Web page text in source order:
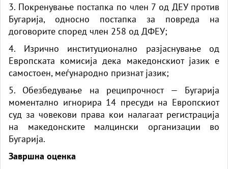
3. Покренување постапка по член 7 од ДЕУ против
Бугарија, односно постапка за повреда на
договорите според член 258 од ДФЕУ;
4. Изрично институционално разјаснување од
Европската комисија дека македонскиот јазик е
самостоен, меѓународно признат јазик;
5. Обезбедување на реципрочност — Бугарија
моментално игнорира 14 пресуди на Европскиот
суд за човекови права кои налагаат регистрација
на македонските малцински организации во
Бугарија.
Завршна оценка